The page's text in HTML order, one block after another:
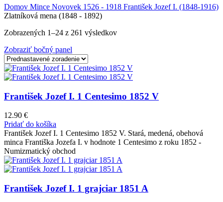
Domov Mince Novovek 1526 - 1918 František Jozef I. (1848-1916)
Zlatníková mena (1848 - 1892)
Zobrazených 1–24 z 261 výsledkov
Zobraziť bočný panel
František Jozef I. 1 Centesimo 1852 V
12.90 €
Pridať do košíka
František Jozef I. 1 Centesimo 1852 V. Stará, medená, obehová
minca Františka Jozefa I. v hodnote 1 Centesimo z roku 1852 -
Numizmatický obchod
František Jozef I. 1 grajciar 1851 A